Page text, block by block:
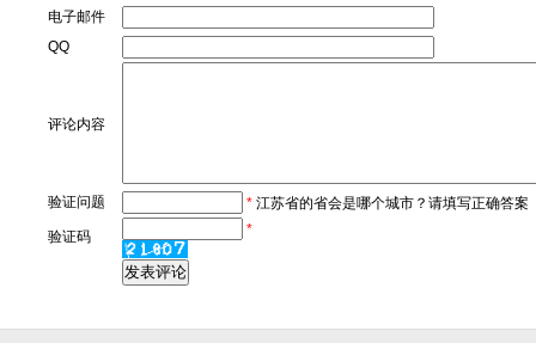
电子邮件
QQ
评论内容
验证问题 * 江苏省的省会是哪个城市？请填写正确答案
验证码
*